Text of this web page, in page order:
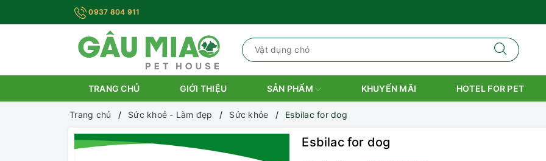
0937 804 911
TRANG CHỦ GIỚI THIỆU SẢN PHẨM KHUYẾN MÃI HOTEL FOR PET
Trang chủ Sức khoẻ - Làm đẹp Sức khỏe Esbilac for dog
Esbilac for dog